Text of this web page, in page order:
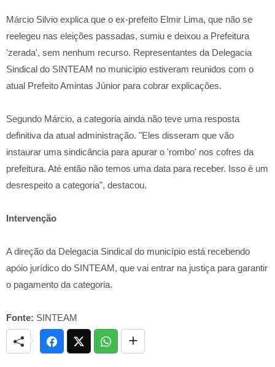
Márcio Silvio explica que o ex-prefeito Elmir Lima, que não se
reelegeu nas eleições passadas, sumiu e deixou a Prefeitura
'zerada', sem nenhum recurso. Representantes da Delegacia
Sindical do SINTEAM no município estiveram reunidos com o
atual Prefeito Amintas Júnior para cobrar explicações.
Segundo Márcio, a categoria ainda não teve uma resposta
definitiva da atual administração. "Eles disseram que vão
instaurar uma sindicância para apurar o 'rombo' nos cofres da
prefeitura. Até então não temos uma data para receber. Isso é um
desrespeito a categoria", destacou.
Intervenção
A direção da Delegacia Sindical do município está recebendo
apóio jurídico do SINTEAM, que vai entrar na justiça para garantir
o pagamento da categoria.
Fonte: SINTEAM